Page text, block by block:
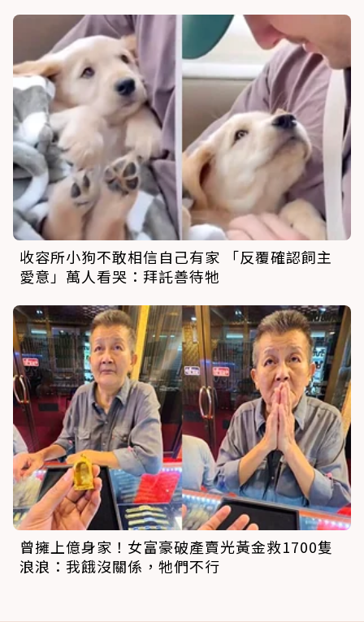
收容所小狗不敢相信自己有家 「反覆確認飼主
愛意」萬人看哭：拜託善待牠
曾擁上億身家！女富豪破產賣光黃金救1700隻
浪浪：我餓沒關係，牠們不行